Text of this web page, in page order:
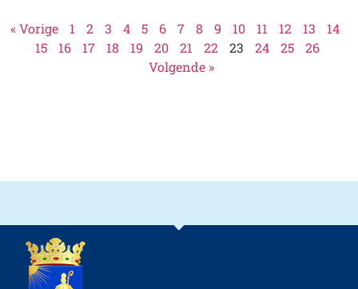
« Vorige 1 2 3 4 5 6 7 8 9 10 11 12 13
14
15
16 17 18 19 20 21 22 23 24 25
26
Volgende »